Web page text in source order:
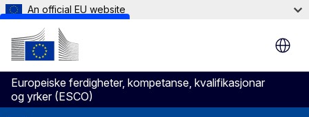
Skip to main content
An official EU website
Europeiske ferdigheter, kompetanse, kvalifikasjonar
og yrker (ESCO)